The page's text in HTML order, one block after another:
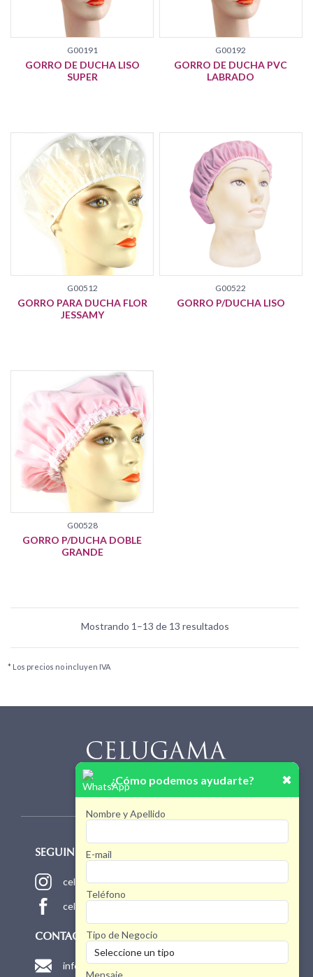
G00191
GORRO DE DUCHA LISO
SUPER
G00192
GORRO DE DUCHA PVC
LABRADO
G00512
GORRO PARA DUCHA FLOR
JESSAMY
G00522
GORRO P/DUCHA LISO
G00528
GORRO P/DUCHA DOBLE
GRANDE
Mostrando 1–13 de 13 resultados
* Los precios no incluyen IVA
SEGUINOS!
celugamaoficial
celugamaoficial
CONTACTO
info@celugama.com.ar
¿Cómo podemos ayudarte? ✖
Nombre y Apellido
E-mail
Teléfono
Tipo de Negocio
Mensaje